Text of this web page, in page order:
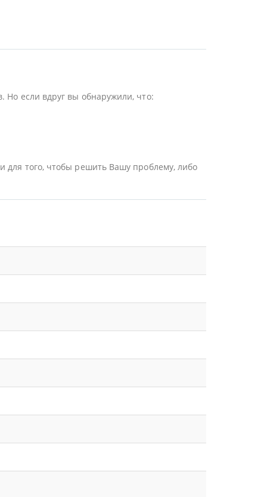
Но если вдруг вы обнаружили, что:
для того, чтобы решить Вашу проблему, либо